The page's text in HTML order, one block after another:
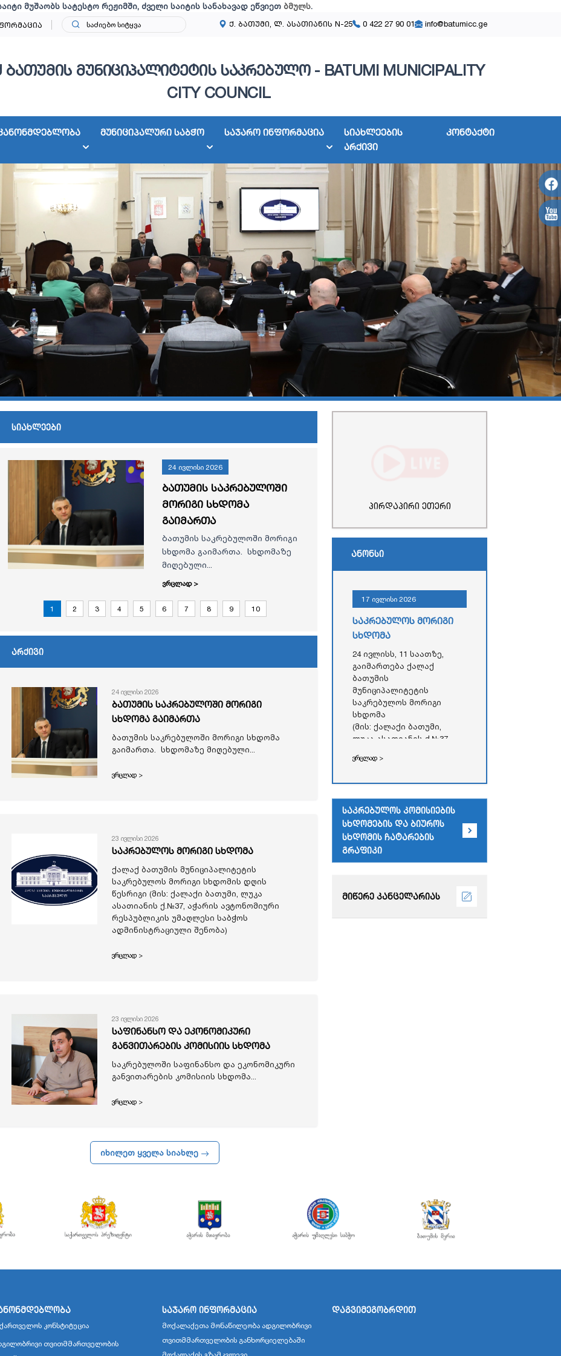
მუშაობს სატესტო რეჟიმში, ძველი საიტის სანახავად ეწვიეთ ბმულს.
ქ. ბათუმი, ლ. ასათიანის N-25 0 422 27 90 01 info@batumicc.ge
მუნიციპალიტეტის საკრებულო - BATUMI MUNICIPALITY
CITY COUNCIL
მუნიციპალური საბჭო საჯარო ინფორმაცია
სიახლეების
არქივი
კონტაქტი
სიახლეები
24 ივლისი 2026
ბათუმის საკრებულოში
მორიგი სხდომა
გაიმართა
ბათუმის საკრებულოში მორიგი
სხდომა გაიმართა. სხდომაზე
მიღებული...
ვრცლად >
1 2 3 4 5 6 7 8 9 10
არქივი
24 ივლისი 2026
ბათუმის საკრებულოში მორიგი
სხდომა გაიმართა
ბათუმის საკრებულოში მორიგი სხდომა
გაიმართა. სხდომაზე მიღებული...
ვრცლად >
23 ივლისი 2026
საკრებულოს მორიგი სხდომა
ქალაქ ბათუმის მუნიციპალიტეტის
საკრებულოს მორიგი სხდომის დღის
წესრიგი (მის: ქალაქი ბათუმი, ლუკა
ასათიანის ქ.№37, აჭარის ავტონომიური
რესპუბლიკის უმაღლესი საბჭოს
ადმინისტრაციული შენობა)
ვრცლად >
23 ივლისი 2026
საფინანსო და ეკონომიკური
განვითარების კომისიის სხდომა
საკრებულოში საფინანსო და ეკონომიკური
განვითარების კომისიის სხდომა...
ვრცლად >
იხილეთ ყველა სიახლე
პირდაპირი ეთერი
ანონსი
17 ივლისი 2026
საკრებულოს მორიგი
სხდომა
24 ივლისს, 11 საათზე,
გაიმართება ქალაქ
ბათუმის
მუნიციპალიტეტის
საკრებულოს მორიგი
სხდომა
(მის: ქალაქი ბათუმი,
ლუკა ასათიანის ქ.№37,
რესპუბლიკის უმაღლესი
ადმინისტრაციული
შენობა)
ვრცლად >
საკრებულოს კომისიების
სხდომების და ბიუროს
სხდომის ჩატარების
გრაფიკი
მიწერე კანცელარიას
კონსტიტუცია
თვითმმართველობის
საჯარო ინფორმაცია
მოქალაქეთა მონაწილეობა ადგილობრივი
თვითმმართველობის განხორციელებაში
დაგვიმეგობრდით